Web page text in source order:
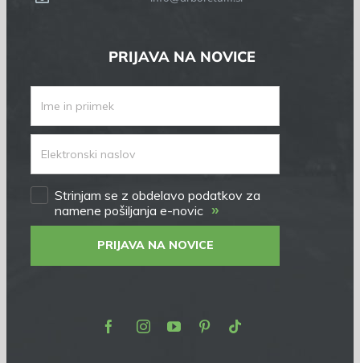
PRIJAVA NA NOVICE
Strinjam se z obdelavo podatkov za
namene pošiljanja e-novic »
PRIJAVA NA NOVICE
FacebookInstagram
YoutubePinterest